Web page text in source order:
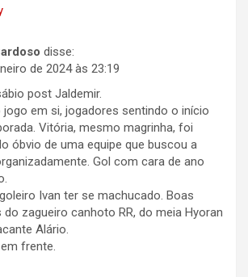
disse:
de 2024 às 23:19
post Jaldemir.
jogo em si, jogadores sentindo o início
Vitória, mesmo magrinha, foi
óbvio de uma equipe que buscou a
Gol com cara de ano
Ivan ter se machucado. Boas
do zagueiro canhoto RR, do meia Hyoran
Alário.
frente.